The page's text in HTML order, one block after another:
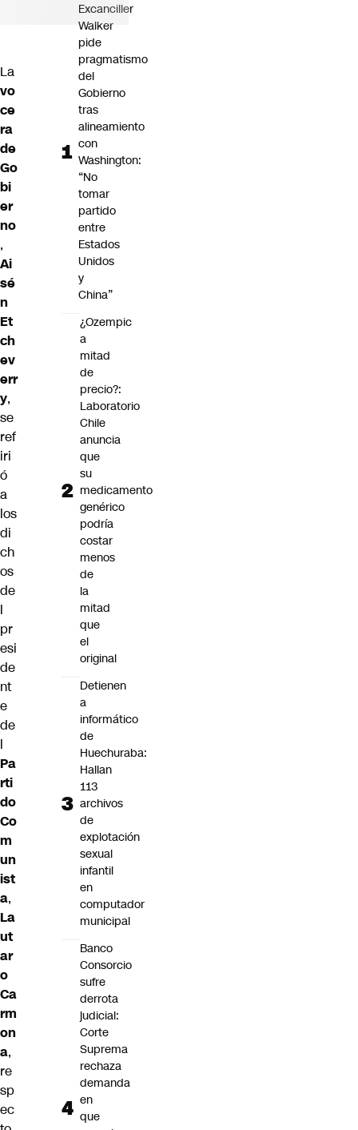
La
vo
ce
ra
de
Go
bi
er
no
,
Ai
sé
n
Et
ch
ev
err
y,
se
ref
iri
ó
a
los
di
ch
os
de
l
pr
esi
de
nt
e
de
l
Pa
rti
do
Co
m
un
ist
a,
La
ut
ar
o
Ca
rm
on
a,
re
sp
ec
Excanciller
Walker
pide
pragmatismo
del
Gobierno
tras
alineamiento
con
Washington:
“No
tomar
partido
entre
Estados
Unidos
y
China”
¿Ozempic
a
mitad
de
precio?:
Laboratorio
Chile
anuncia
que
su
medicamento
genérico
podría
costar
menos
de
la
mitad
que
el
original
Detienen
a
informático
de
Huechuraba:
Hallan
113
archivos
de
explotación
sexual
infantil
en
computador
municipal
Banco
Consorcio
sufre
derrota
judicial:
Corte
Suprema
rechaza
demanda
en
que